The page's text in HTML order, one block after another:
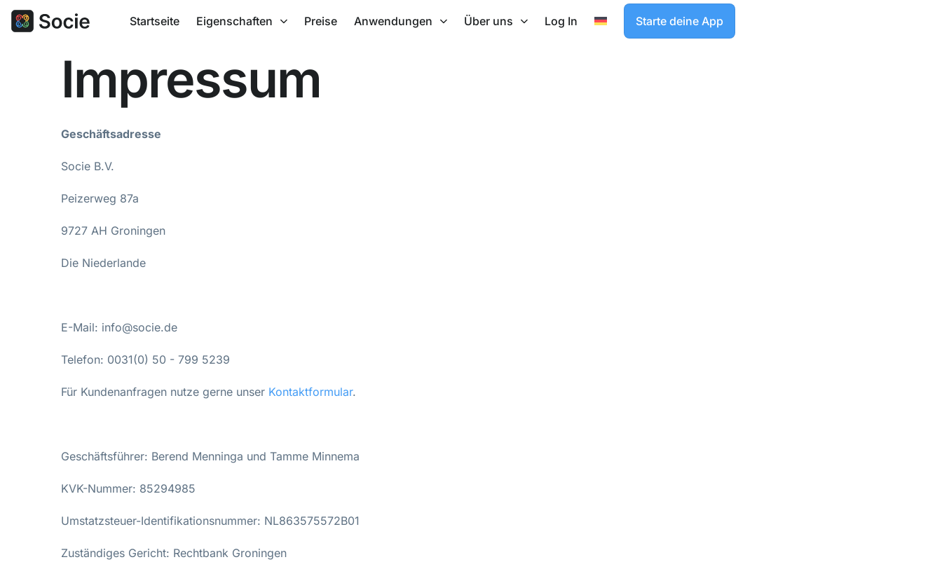
Startseite Eigenschaften Preise Anwendungen Über uns Log In Starte deine App
Impressum
Geschäftsadresse
Socie B.V.
Peizerweg 87a
9727 AH Groningen
Die Niederlande
E-Mail: info@socie.de
Telefon: 0031(0) 50 - 799 5239
Für Kundenanfragen nutze gerne unser Kontaktformular.
Geschäftsführer: Berend Menninga und Tamme Minnema
KVK-Nummer: 85294985
Umstatzsteuer-Identifikationsnummer: NL863575572B01
Zuständiges Gericht: Rechtbank Groningen